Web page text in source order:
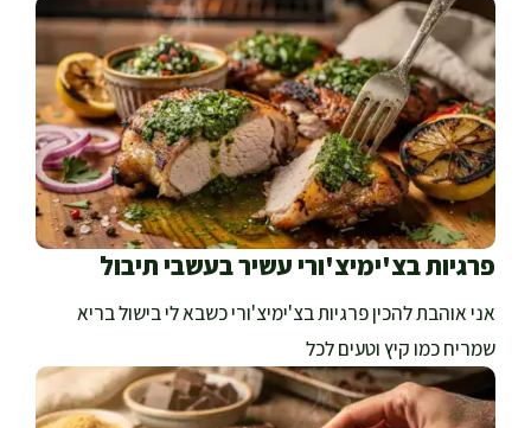
פרגיות בצ'ימיצ'ורי עשיר בעשבי תיבול
אני אוהבת להכין פרגיות בצ'ימיצ'ורי כשבא לי בישול בריא
שמריח כמו קיץ וטעים לכל